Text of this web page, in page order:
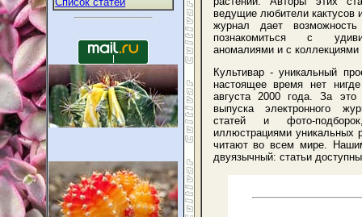
ведущие любители кактусов
журнал дает
познакомиться с
аномалиями и с
Культивар - уникальный
настоящее время нет
августа 2000 года. За
выпуска электронного
статей и фото-
иллюстрациями уникальных
читают во всем мире.
двуязычный: статьи